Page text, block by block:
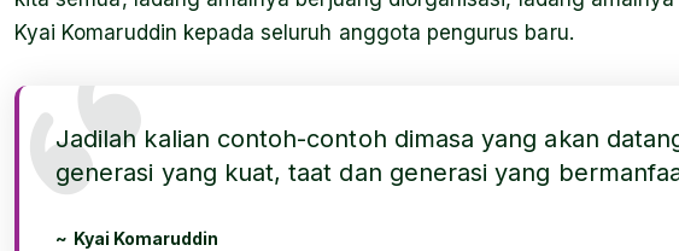
Kyai Komaruddin kepada seluruh anggota pengurus baru.
Jadilah kalian contoh-contoh dimasa yang akan
generasi yang kuat, taat dan generasi yang
Kyai Komaruddin